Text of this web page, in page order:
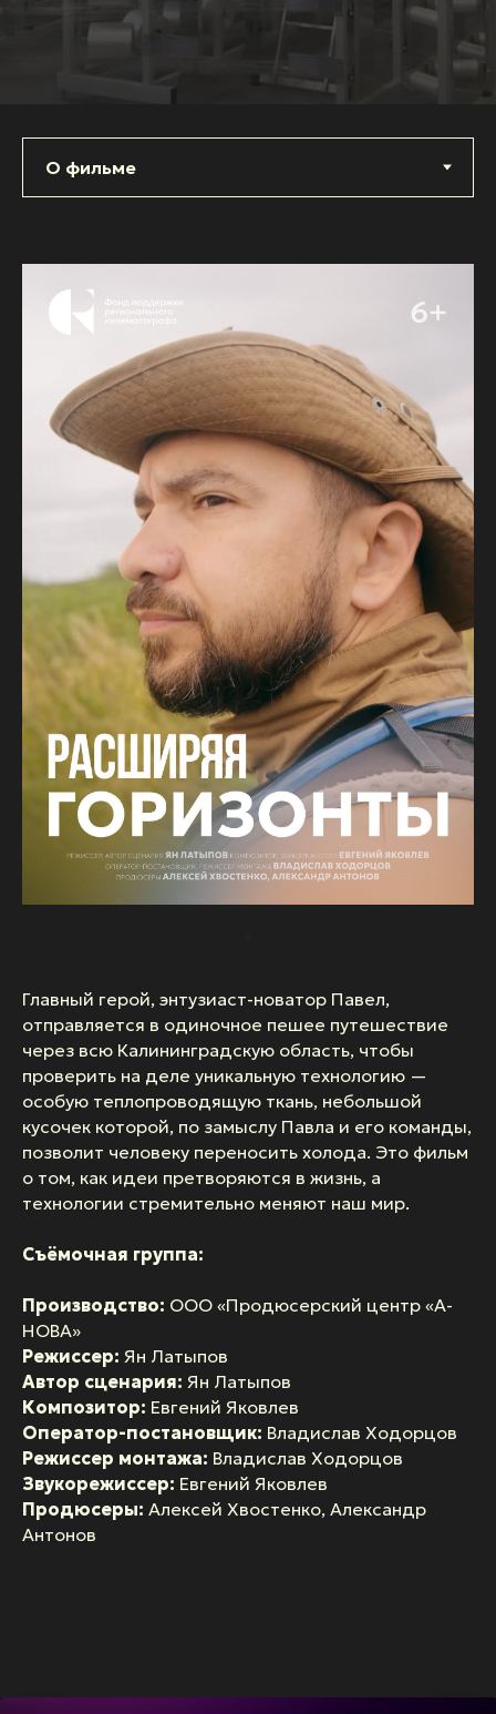
Главный герой, энтузиаст-новатор Павел,
отправляется в одиночное пешее путешествие
через всю Калининградскую область, чтобы
проверить на деле уникальную технологию —
особую теплопроводящую ткань, небольшой
кусочек которой, по замыслу Павла и его команды,
позволит человеку переносить холода. Это фильм
о том, как идеи претворяются в жизнь, а
технологии стремительно меняют наш мир.
Съёмочная группа:
Производство: ООО «Продюсерский центр «А-
НОВА»
Режиссер: Ян Латыпов
Автор сценария: Ян Латыпов
Композитор: Евгений Яковлев
Оператор-постановщик: Владислав Ходорцов
Режиссер монтажа: Владислав Ходорцов
Звукорежиссер: Евгений Яковлев
Продюсеры: Алексей Хвостенко, Александр
Антонов